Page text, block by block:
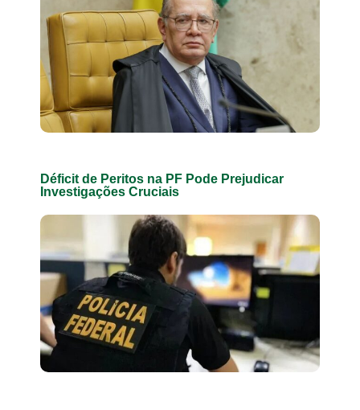
Déficit de Peritos na PF Pode Prejudicar
Investigações Cruciais